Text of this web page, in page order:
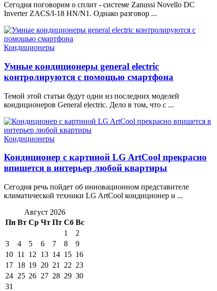
Сегодня поговорим о сплит - системе Zanussi Novello DC
Inverter ZACS/I-18 HN/N1. Однако разговор ...
Кондиционеры
Умные кондиционеры general electric
контролируются с помощью смартфона
Темой этой статьи будут одни из последних моделей
кондиционеров General electric. Дело в том, что с ...
Кондиционеры
Кондиционер с картиной LG ArtCool прекрасно
впишется в интерьер любой квартиры
Сегодня речь пойдет об инновационном представителе
климатической техники LG ArtCool кондиционер и ...
Август 2026
Пн Вт Ср Чт Пт Сб Вс
1
2
3
4 5 6 7 8
9
10 11 12 13 14 15 16
17 18 19 20 21 22 23
24 25 26 27 28 29 30
31